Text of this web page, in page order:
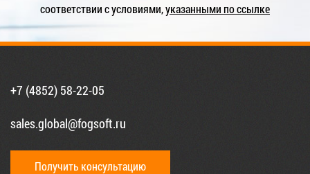
соответствии с условиями,указанными по ссылке
+7 (4852) 58-22-05
sales.global@fogsoft.ru
Получить консультацию